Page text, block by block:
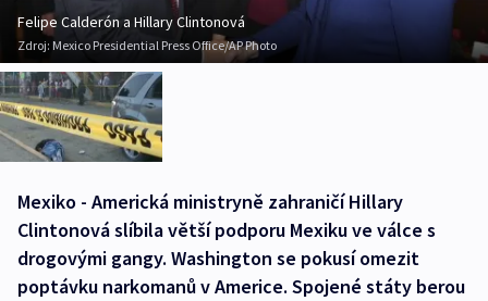
Felipe Calderón a Hillary Clintonová
Zdroj: Mexico Presidential Press Office/AP Photo
Mexiko - Americká ministryně zahraničí Hillary
Clintonová slíbila větší podporu Mexiku ve válce s
drogovými gangy. Washington se pokusí omezit
poptávku narkomanů v Americe. Spojené státy berou